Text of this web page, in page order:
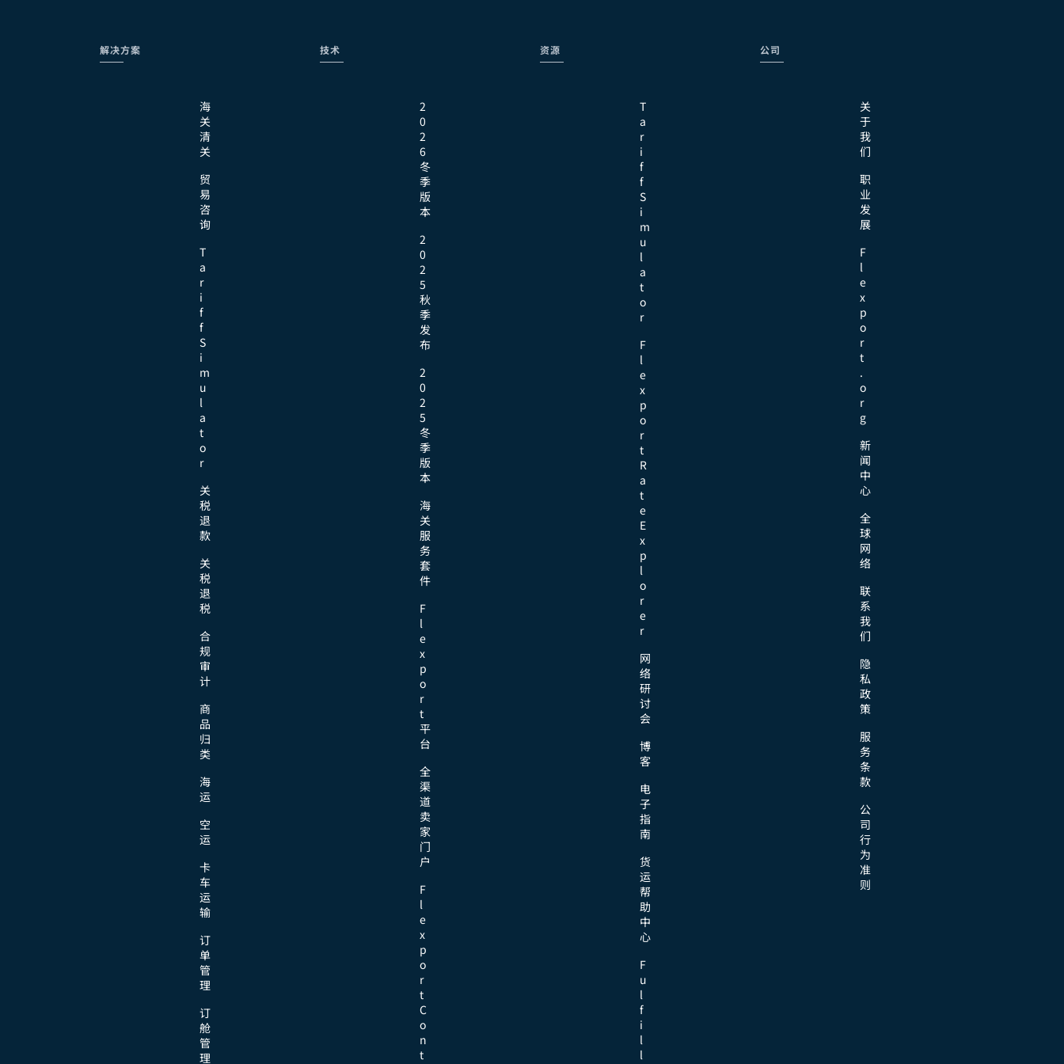
解决方案
海
关
清
关
贸
易
咨
询
T
a
r
i
f
f
S
i
m
u
l
a
t
o
r
关
税
退
款
关
税
退
税
合
规
审
计
商
品
归
类
海
运
空
运
卡
车
运
输
订
单
管
理
订
舱
管
理
技术
2
0
2
6
冬
季
版
本
2
0
2
5
秋
季
发
布
2
0
2
5
冬
季
版
本
海
关
服
务
套
件
F
l
e
x
p
o
r
t
平
台
全
渠
道
卖
家
门
户
F
l
e
x
p
o
r
t
C
o
n
t
资源
T
a
r
i
f
f
S
i
m
u
l
a
t
o
r
F
l
e
x
p
o
r
t
R
a
t
e
E
x
p
l
o
r
e
r
网
络
研
讨
会
博
客
电
子
指
南
货
运
帮
助
中
心
F
u
l
f
i
l
l
公司
关
于
我
们
职
业
发
展
F
l
e
x
p
o
r
t
.
o
r
g
新
闻
中
心
全
球
网
络
联
系
我
们
隐
私
政
策
服
务
条
款
公
司
行
为
准
则